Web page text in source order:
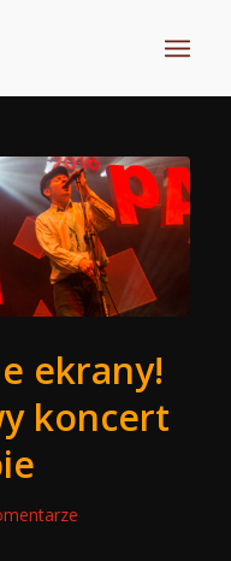
ekrany!
koncert